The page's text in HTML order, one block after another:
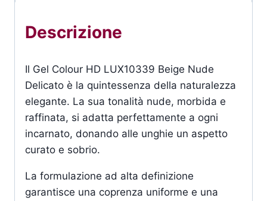
Descrizione
Il Gel Colour HD LUX10339 Beige Nude
Delicato è la quintessenza della naturalezza
elegante. La sua tonalità nude, morbida e
raffinata, si adatta perfettamente a ogni
incarnato, donando alle unghie un aspetto
curato e sobrio.
La formulazione ad alta definizione
garantisce una coprenza uniforme e una